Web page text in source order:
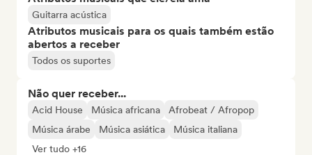
Guitarra acústica
Atributos musicais para os quais também estão
abertos a receber
Todos os suportes
Não quer receber...
Acid House Música africana
Afrobeat / Afropop
Música árabe
Música asiática
Música italiana
Ver tudo +16